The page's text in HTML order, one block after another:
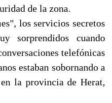
de la zona.
los servicios secretos
sorprendidos cuando
telefónicas
estaban sobornando a
la provincia de Herat,